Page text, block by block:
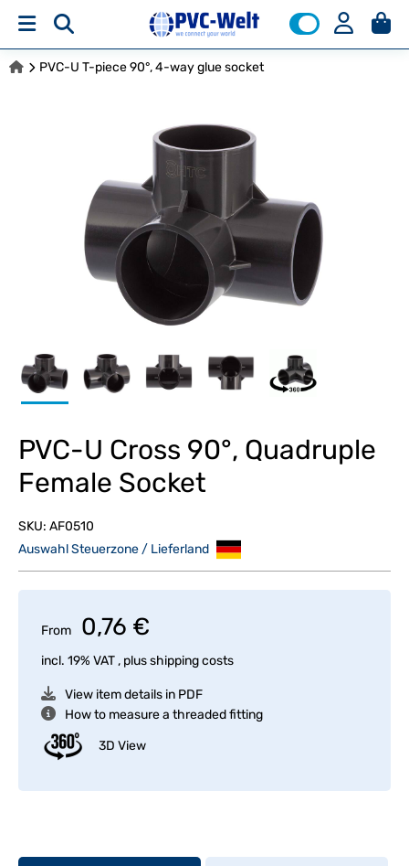
PVC-U T-piece 90°, 4-way glue socket
PVC-U Cross 90°, Quadruple
Female Socket
SKU: AF0510
Auswahl Steuerzone / Lieferland
From 0,76 €
incl. 19% VAT , plusshipping costs
View item details in PDF
How to measure a threaded fitting
3D View